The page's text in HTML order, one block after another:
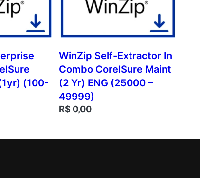
(100-
WinZip Self-Extractor In
Combo CorelSure Maint
(2 Yr) ENG (25000 –
49999)
R$ 0,00